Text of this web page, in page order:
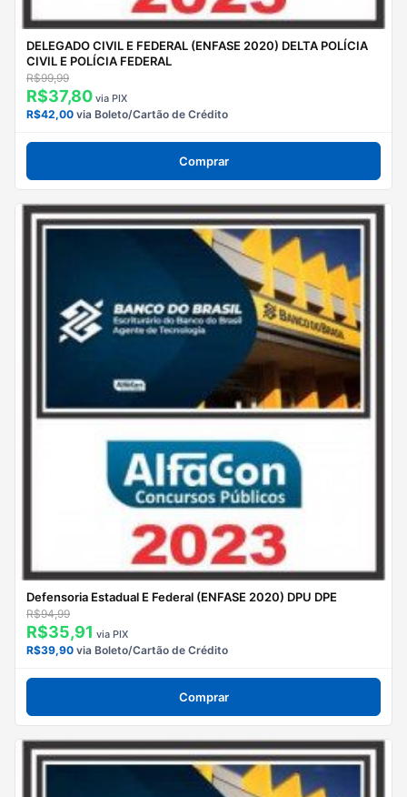
DELEGADO CIVIL E FEDERAL (ENFASE 2020) DELTA POLÍCIA
CIVIL E POLÍCIA FEDERAL
R$99,99
R$37,80 via PIX
R$42,00 via Boleto/Cartão de Crédito
Comprar
Defensoria Estadual E Federal (ENFASE 2020) DPU DPE
R$94,99
R$35,91 via PIX
R$39,90 via Boleto/Cartão de Crédito
Comprar